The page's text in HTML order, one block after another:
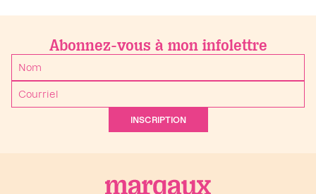
Abonnez-vous à mon infolettre
INSCRIPTION